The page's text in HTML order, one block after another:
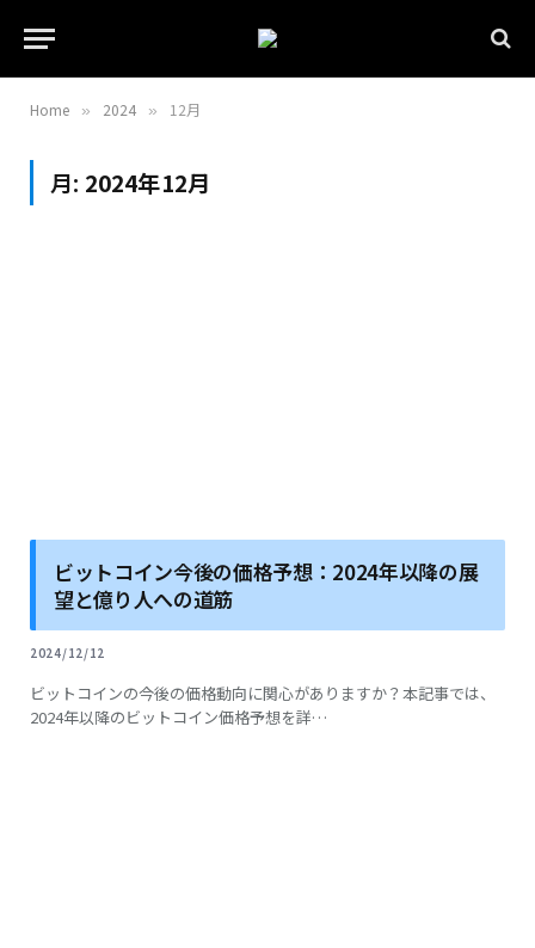
Home » 2024 » 12月
月: 2024年12月
ビットコイン今後の価格予想：2024年以降の展
望と億り人への道筋
2024/12/12
ビットコインの今後の価格動向に関心がありますか？本記事では、
2024年以降のビットコイン価格予想を詳…